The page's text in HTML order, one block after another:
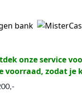
onze service
voorraad, zodat je